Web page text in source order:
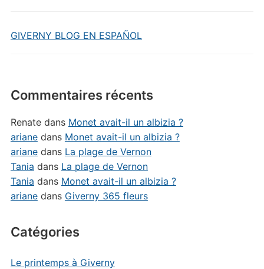
GIVERNY BLOG EN ESPAÑOL
Commentaires récents
Renatedans Monet avait-il un albizia ?
arianedans Monet avait-il un albizia ?
arianedans La plage de Vernon
Tania dans La plage de Vernon
Tania dans Monet avait-il un albizia ?
arianedans Giverny 365 fleurs
Catégories
Le printemps à Giverny